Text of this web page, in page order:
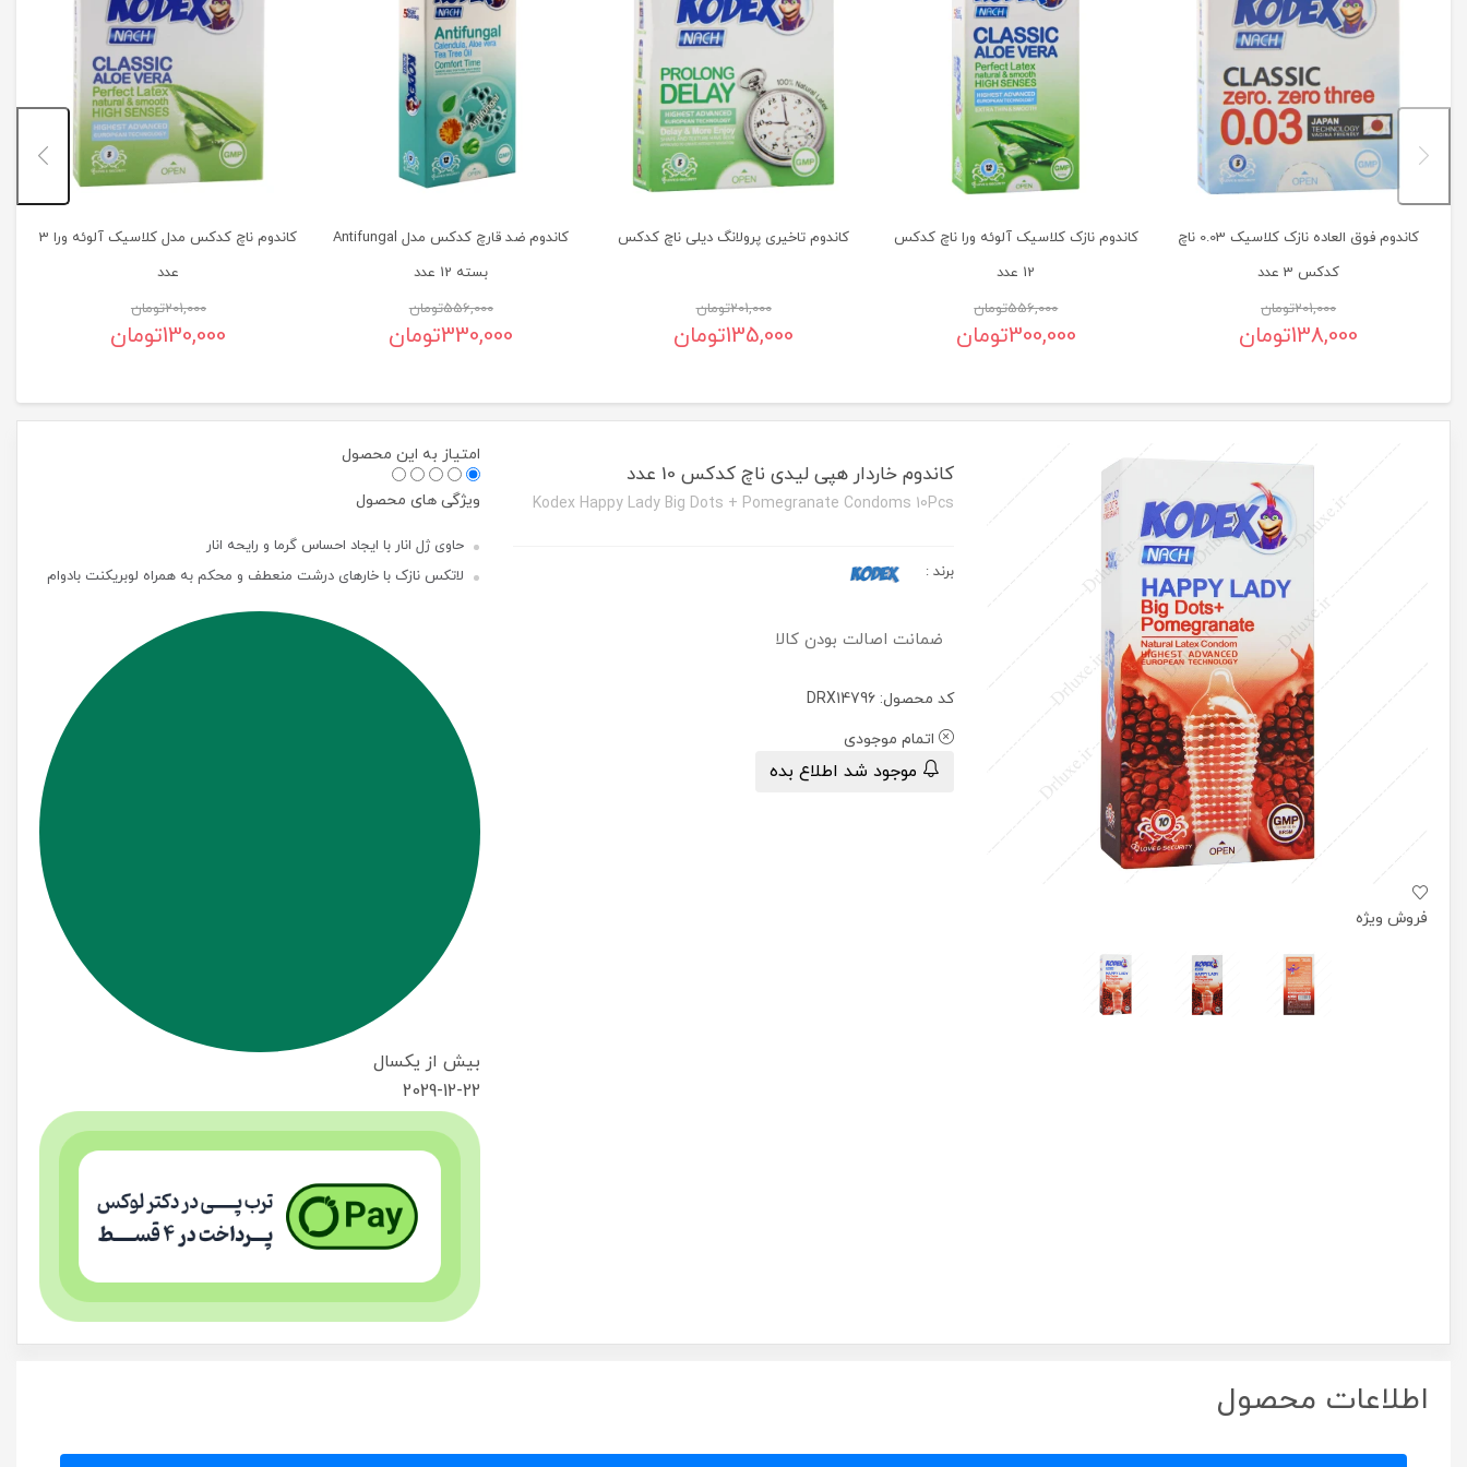
کاندوم فوق العاده نازک کلاسیک 0.03 ناچ
کدکس 3 عدد
201,000تومان
138,000تومان
کاندوم نازک کلاسیک آلوئه ورا ناچ کدکس
12 عدد
556,000تومان
300,000تومان
کاندوم تاخیری پرولانگ دیلی ناچ کدکس
201,000تومان
135,000تومان
کاندوم ضد قارچ کدکس مدل Antifungal
بسته 12 عدد
556,000تومان
330,000تومان
کاندوم ناچ کدکس مدل کلاسیک آلوئه ورا 3
عدد
201,000تومان
130,000تومان
فروش ویژه
کاندوم خاردار هپی لیدی ناچ کدکس 10 عدد
Kodex Happy Lady Big Dots + Pomegranate Condoms 10Pcs
برند :
ضمانت اصالت بودن کالا
کد محصول: DRX14796
اتمام موجودی
موجود شد اطلاع بده
امتیاز به این محصول
ویژگی های محصول
حاوی ژل انار با ایجاد احساس گرما و رایحه انار
لاتکس نازک با خارهای درشت منعطف و محکم به همراه لوبریکنت بادوام
بیش از یکسال
2029-12-22
اطلاعات محصول